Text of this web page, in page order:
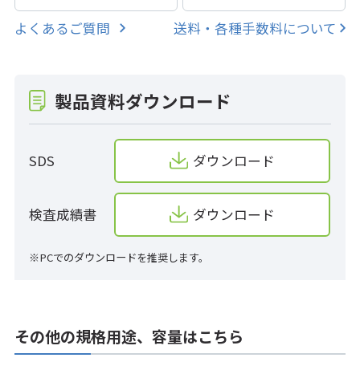
よくあるご質問 送料・各種手数料について
製品資料ダウンロード
SDS ダウンロード
検査成績書 ダウンロード
※PCでのダウンロードを推奨します。
その他の規格用途、容量はこちら